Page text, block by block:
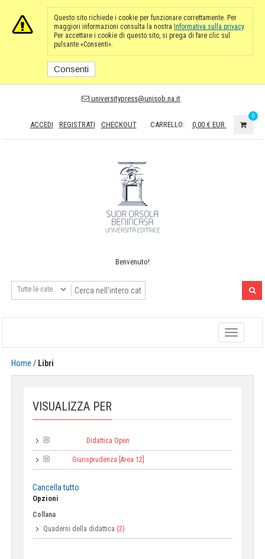
Questo sito richiede i cookie per funzionare correttamente. Per
maggiori informazioni consulta la nostra Informativa sulla privacy.
Per accettare i cookie di questo sito, si prega di fare clic sul
pulsante «Consenti».
Consenti
universitypress@unisob.na.it
ACCEDI REGISTRATI CHECKOUT CARRELLO: 0,00 € EUR
0
Benvenuto!
Toggle
navigation
Home / Libri
VISUALIZZA PER
Didattica Open
Giurisprudenza [Area 12]
Cancella tutto
Opzioni
Collana
Quaderni della didattica (2)